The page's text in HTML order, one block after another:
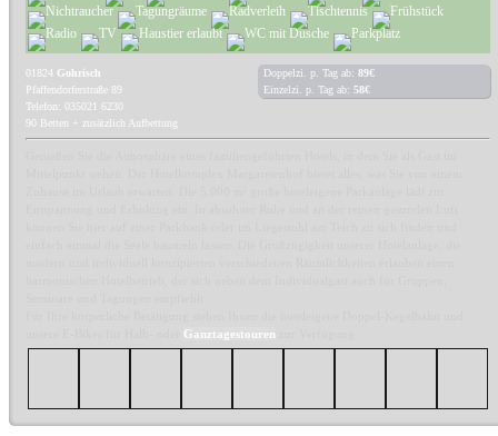
01824 Gohrisch
Pfaffendorferstraße 89
Telefon: 035021 6230
90 Betten + zusätzlich Aufbettung
Doppelzi. p. Tag ab: 89€
Einzelzi. p. Tag ab: 58€
Ganztagestouren